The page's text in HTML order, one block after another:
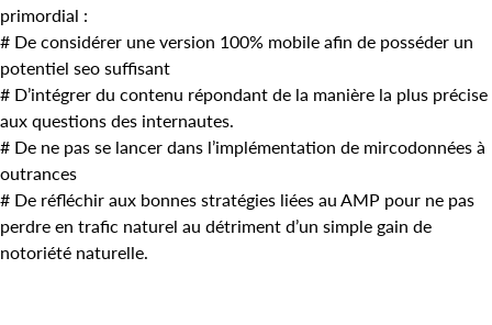
primordial :
# De considérer une version 100% mobile afin de posséder un
potentiel seo suffisant
# D’intégrer du contenu répondant de la manière la plus précise
aux questions des internautes.
# De ne pas se lancer dans l’implémentation de mircodonnées à
outrances
# De réfléchir aux bonnes stratégies liées au AMP pour ne pas
perdre en trafic naturel au détriment d’un simple gain de
notoriété naturelle.